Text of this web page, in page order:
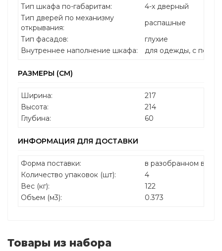
Тип шкафа по-габаритам:
4-х дверный
Тип дверей по механизму
открывания:
распашные
Тип фасадов:
глухие
Внутреннее наполнение шкафа:
для одежды, с
РАЗМЕРЫ (СМ)
Ширина:
217
Высота:
214
Глубина:
60
ИНФОРМАЦИЯ ДЛЯ ДОСТАВКИ
Форма поставки:
в разобранном виде
Количество упаковок (шт):
4
Вес (кг):
122
Объем (м3):
0.373
Товары из набора